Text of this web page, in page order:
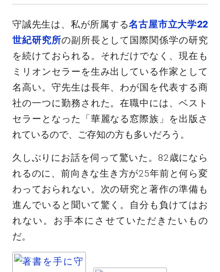
守誠先生は、私が所属する名古屋市立大学22
世紀研究所の副所長として国際関係学の研究
を続けておられる。それだけでなく、現在も
ミリオンセラーを生み出している作家として
名高い。守先生は長年、わが国を代表する商
社の一つに勤務された。在職中には、ベスト
セラーとなった「華麗なる窓際族」を出版さ
れているので、ご存知の方も多いだろう。
久しぶりにお話を伺って驚いた。82歳になら
れるのに、前向きな生き方が25年前と何ら変
わっておられない。次の研究と著作の準備も
進んでいると聞いて驚く。自分も負けてはお
れない。お手本にさせていただきたいもの
だ。